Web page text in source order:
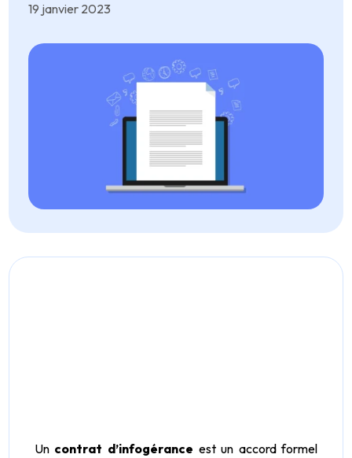
19 janvier 2023
Un contrat d’infogérance est un accord formel